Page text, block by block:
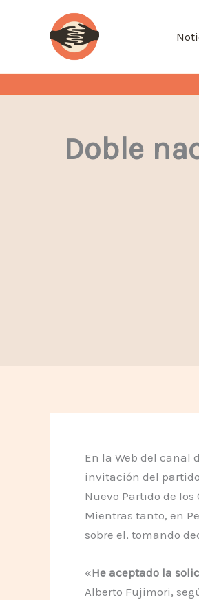
contenido
Doble
En la Web del canal
invitación del
Nuevo Partido de los
Mientras tanto, en
sobre el, tomando
«He aceptado la
Alberto Fujimori,